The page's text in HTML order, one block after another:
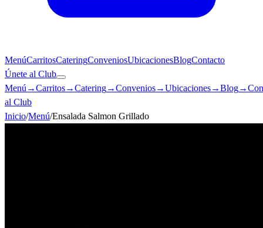
MenúCarritosCateringConveniosUbicacionesBlogContacto
Únete al Club
Menú →Carritos→Catering→Convenios→Ubicaciones→Blog→
al Club
Inicio/Menú/Ensalada Salmon Grillado